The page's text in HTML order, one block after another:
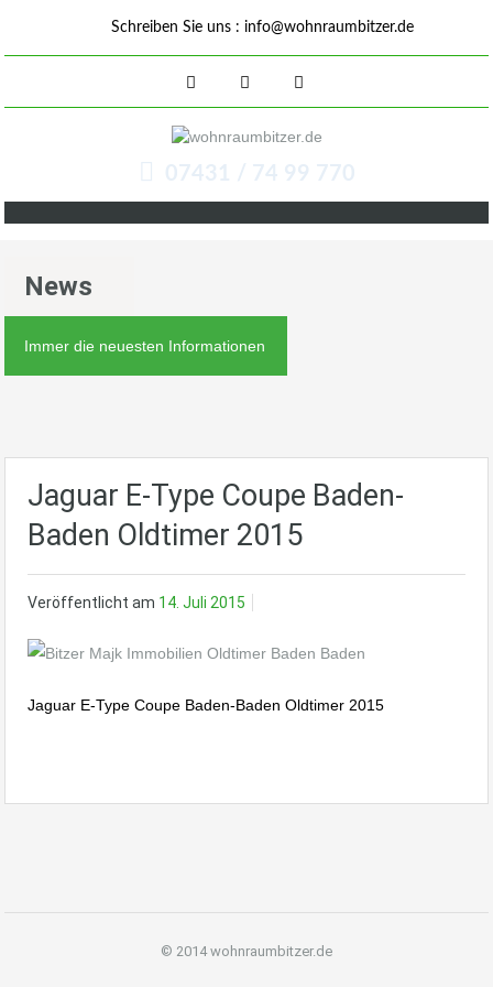
Schreiben Sie uns : info@wohnraumbitzer.de
07431 / 74 99 770
News
Immer die neuesten Informationen
Jaguar E-Type Coupe Baden-
Baden Oldtimer 2015
Veröffentlicht am 14. Juli 2015
Jaguar E-Type Coupe Baden-Baden Oldtimer 2015
© 2014 wohnraumbitzer.de